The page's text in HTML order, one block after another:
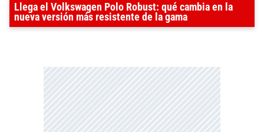
Llega el Volkswagen Polo Robust: qué cambia en la
nueva versión más resistente de la gama